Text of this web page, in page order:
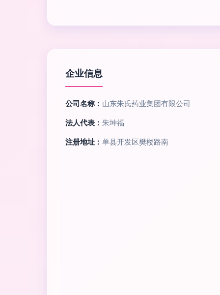
企业信息
公司名称： 山东朱氏药业集团有限公司
法人代表： 朱坤福
注册地址： 单县开发区樊楼路南